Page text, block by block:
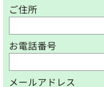
ご住所
お電話番号
メールアドレス